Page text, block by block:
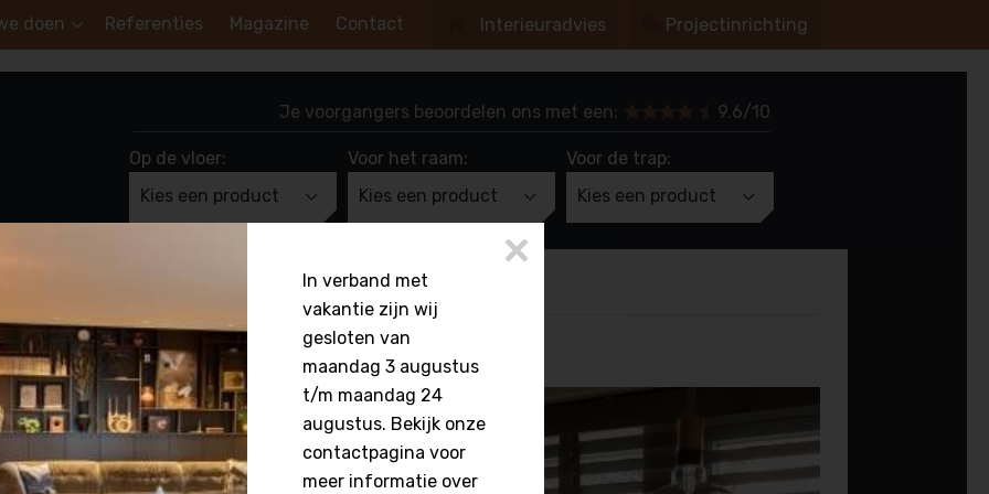
doen Referenties Magazine Contact Interieuradvies Projectinrichting
Je voorgangers beoordelen ons met een: 9.6/10
Op de vloer:
Kies een product
Voor het raam:
Kies een product
Voor de trap:
Kies een product
in Stroe
In verband met
vakantie zijn wij
gesloten van
maandag 3 augustus
t/m maandag 24
augustus. Bekijk onze
contactpagina voor
meer informatie over